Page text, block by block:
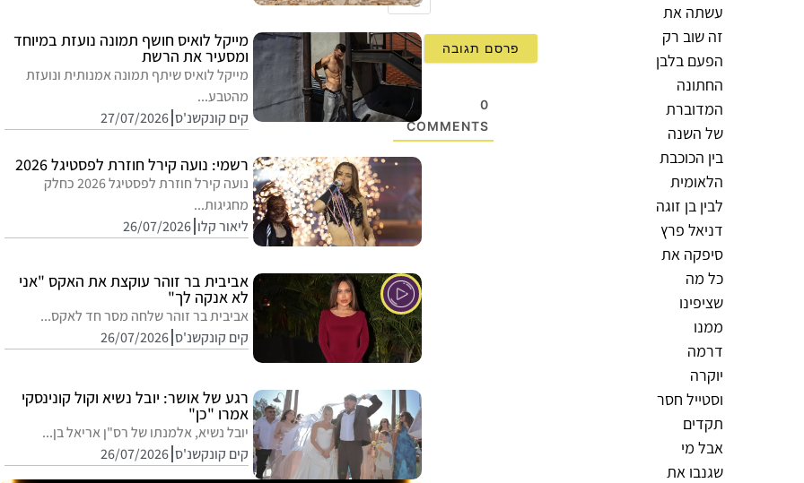
עשתה את
זה שוב רק
הפעם בלבן
החתונה
המדוברת
של השנה
בין הכוכבת
הלאומית
לבין בן זוגה
דניאל פרץ
סיפקה את
כל מה
שציפינו
ממנו
דרמה
יוקרה
וסטייל חסר
תקדים
אבל מי
שגנבו את
0
COMMENTS
מייקל לואיס חושף תמונה נועזת במיוחד
ומסעיר את הרשת
מייקל לואיס שיתף תמונה אמנותית ונועזת
מהטבע...
קים קונקשנ'ס 27/07/2026
רשמי: נועה קירל חוזרת לפסטיגל 2026
נועה קירל חוזרת לפסטיגל 2026 כחלק
מחגיגות...
ליאור קלו 26/07/2026
אביבית בר זוהר עוקצת את האקס "אני
לא אנקה לך"
אביבית בר זוהר שלחה מסר חד לאקס...
קים קונקשנ'ס 26/07/2026
רגע של אושר: יובל נשיא וקול קונינסקי
אמרו "כן"
יובל נשיא, אלמנתו של רס"ן אריאל בן...
קים קונקשנ'ס 26/07/2026